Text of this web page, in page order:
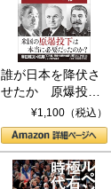
誰が日本を降伏さ
せたか 原爆投
下、ソ連参戦、そ
して聖断 (PHP新
書)
¥1,100（税込）